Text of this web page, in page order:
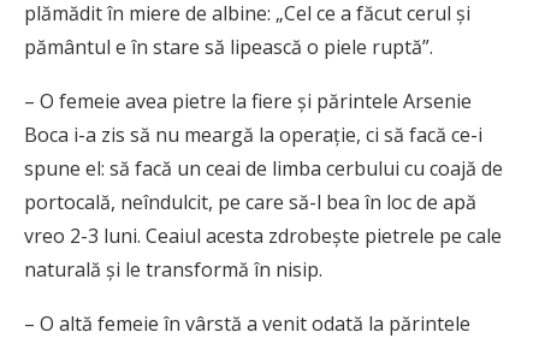
plămădit în miere de albine: „Cel ce a făcut cerul şi
pământul e în stare să lipească o piele ruptă”.
– O femeie avea pietre la fiere şi părintele Arsenie
Boca i-a zis să nu meargă la operaţie, ci să facă ce-i
spune el: să facă un ceai de limba cerbului cu coajă de
portocală, neîndulcit, pe care să-l bea în loc de apă
vreo 2-3 luni. Ceaiul acesta zdrobeşte pietrele pe cale
naturală şi le transformă în nisip.
– O altă femeie în vârstă a venit odată la părintele